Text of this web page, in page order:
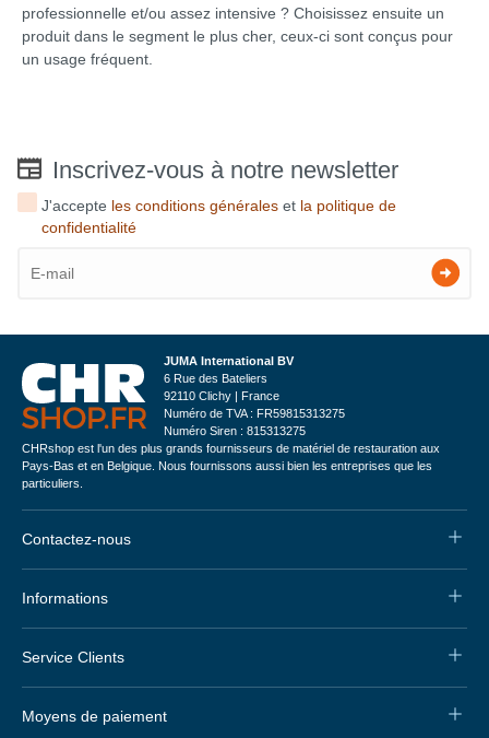
professionnelle et/ou assez intensive ? Choisissez ensuite un
produit dans le segment le plus cher, ceux-ci sont conçus pour
un usage fréquent.
Inscrivez-vous à notre newsletter
J'accepte les conditions générales et la politique de
confidentialité
JUMA International BV
6 Rue des Bateliers
92110 Clichy | France
Numéro de TVA : FR59815313275
Numéro Siren : 815313275
CHRshop est l'un des plus grands fournisseurs de matériel de restauration aux
Pays-Bas et en Belgique. Nous fournissons aussi bien les entreprises que les
particuliers.
Contactez-nous
Informations
Service Clients
Moyens de paiement